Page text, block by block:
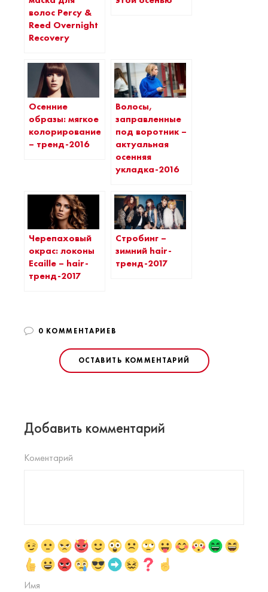
волос Percy &
Reed Overnight
Recovery
Осенние
образы: мягкое
колорирование
– тренд-2016
Волосы,
заправленные
под воротник –
актуальная
осенняя
укладка-2016
Черепаховый
окрас: локоны
Еcaille – hair-
тренд-2017
Стробинг –
зимний hair-
тренд-2017
0 КОММЕНТАРИЕВ
ОСТАВИТЬ КОММЕНТАРИЙ
Добавить комментарий
Коментарий
Имя